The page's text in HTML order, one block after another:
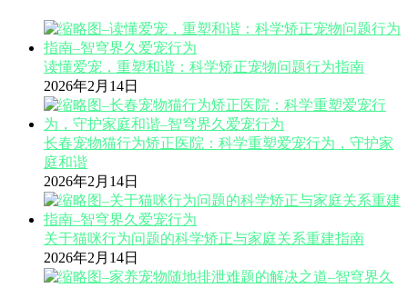
读懂爱宠，重塑和谐：科学矫正宠物问题行为指南
2026年2月14日
长春宠物猫行为矫正医院：科学重塑爱宠行为，守护家
庭和谐
2026年2月14日
关于猫咪行为问题的科学矫正与家庭关系重建指南
2026年2月14日